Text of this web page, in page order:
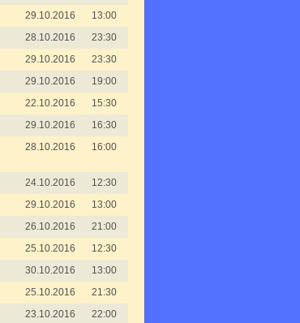
29.10.2016
13:00
28.10.2016
23:30
29.10.2016
23:30
29.10.2016
19:00
22.10.2016
15:30
29.10.2016
16:30
28.10.2016 16:00
24.10.2016
12:30
29.10.2016
13:00
26.10.2016
21:00
25.10.2016
12:30
30.10.2016
13:00
25.10.2016
21:30
23.10.2016
22:00